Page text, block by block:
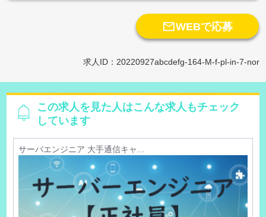
WEBで応募
求人ID：20220927abcdefg-164-M-f-pl-in-7-nor
この求人を見た人はこんな求人もチェック
しています
サーバエンジニア 大手通信キャ...